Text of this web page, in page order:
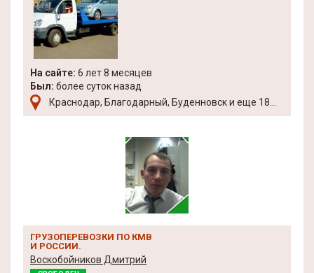
На сайте: 6 лет 8 месяцев
Был: более суток назад
Краснодар, Благодарный, Буденновск и еще 18...
ГРУЗОПЕРЕВОЗКИ ПО КМВ
И РОССИИ.
Воскобойников Дмитрий